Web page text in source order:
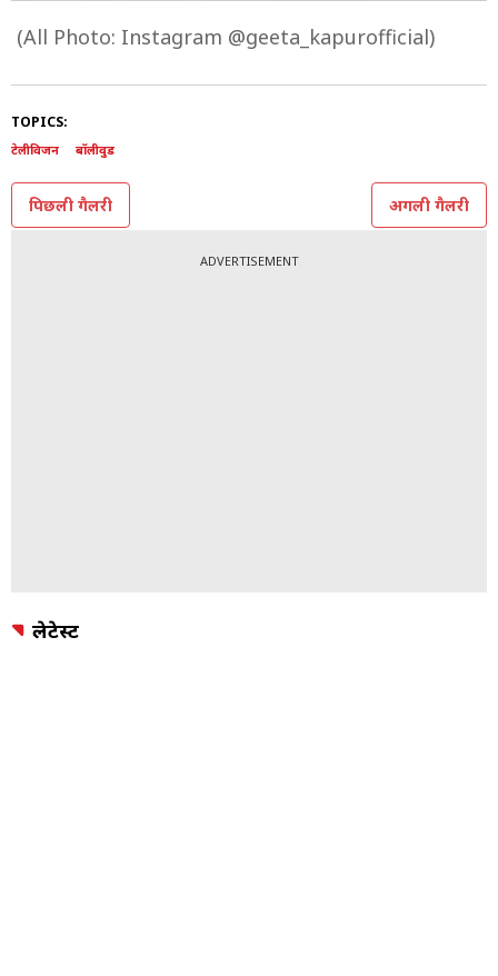
(All Photo: Instagram @geeta_kapurofficial)
TOPICS:
टेलीविजन बॉलीवुड
पिछली गैलरी अगली गैलरी
ADVERTISEMENT
लेटेस्ट